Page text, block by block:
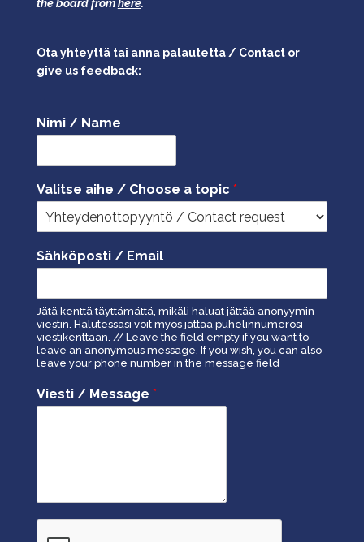
the board fromhere.
Ota yhteyttä tai anna palautetta / Contact or
give us feedback:
Nimi / Name
Valitse aihe / Choose a topic *
Sähköposti / Email
Jätä kenttä täyttämättä, mikäli haluat jättää anonyymin
viestin. Halutessasi voit myös jättää puhelinnumerosi
viestikenttään. // Leave the field empty if you want to
leave an anonymous message. If you wish, you can also
leave your phone number in the message field
Viesti / Message *